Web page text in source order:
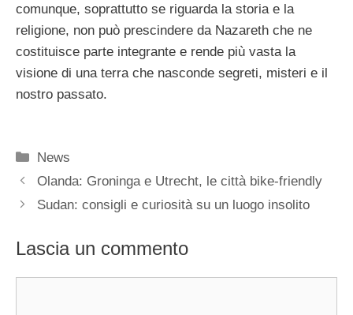
comunque, soprattutto se riguarda la storia e la
religione, non può prescindere da Nazareth che ne
costituisce parte integrante e rende più vasta la
visione di una terra che nasconde segreti, misteri e il
nostro passato.
Categorie
News
Olanda: Groninga e Utrecht, le città bike-friendly
Sudan: consigli e curiosità su un luogo insolito
Lascia un commento